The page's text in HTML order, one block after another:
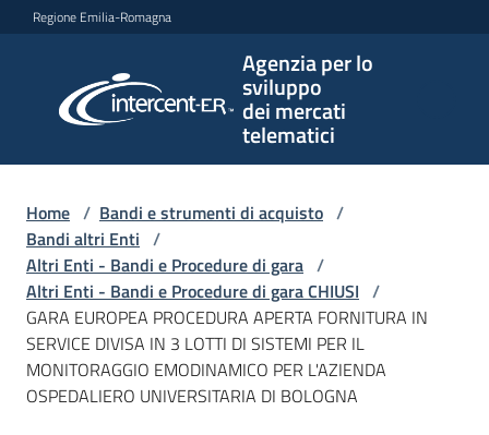
Vai al contenuto
Vai alla navigazione
Vai al footer
Regione Emilia-Romagna
Agenzia per lo
sviluppo
dei mercati
telematici
per lo
sviluppo
telematici
L'Agenzia
Bandi
Home / Bandi e strumenti di acquisto /
Bandi altri Enti /
Altri Enti - Bandi e Procedure di gara /
Altri Enti - Bandi e Procedure di gara CHIUSI /
GARA EUROPEA PROCEDURA APERTA FORNITURA IN
SERVICE DIVISA IN 3 LOTTI DI SISTEMI PER IL
MONITORAGGIO EMODINAMICO PER L'AZIENDA
OSPEDALIERO UNIVERSITARIA DI BOLOGNA